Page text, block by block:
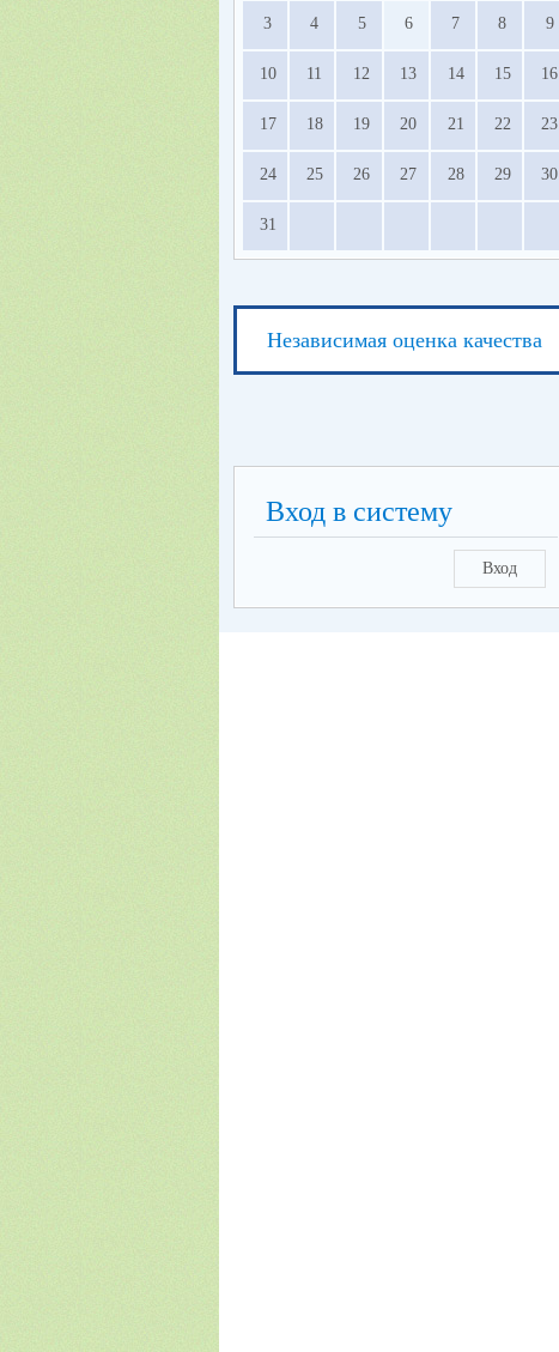
3 4 5 6 7 8 9
10 11 12 13 14 15 16
17 18 19 20 21 22 23
24 25 26 27 28 29 30
31
Независимая оценка качества
Вход в систему
Вход